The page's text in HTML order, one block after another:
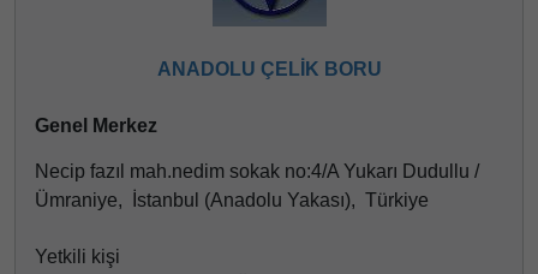
ANADOLU ÇELİK BORU
Genel Merkez
Necip fazıl mah.nedim sokak no:4/A Yukarı Dudullu /
Ümraniye, İstanbul (Anadolu Yakası), Türkiye
Yetkili kişi